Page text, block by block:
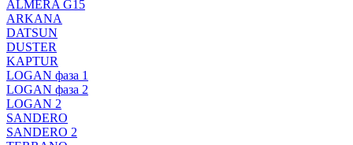
ALMERA G15
ARKANA
DATSUN
DUSTER
KAPTUR
LOGAN фаза 1
LOGAN фаза 2
LOGAN 2
SANDERO
SANDERO 2